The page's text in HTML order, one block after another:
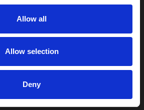
Allow all
Allow selection
Deny